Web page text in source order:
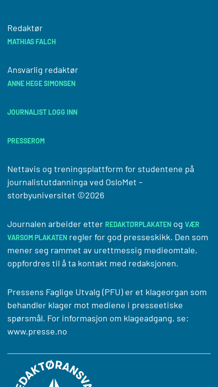
Redaktør
MATHIAS FALCH
Ansvarlig redaktør
ANNE HEGE SIMONSEN
JOURNALIST LOGG INN
PRESSEROM
Nettavis og treningsplattform for studentene på
journalistutdanninga ved OsloMet –
storbyuniversitet ©2026
Journalen arbeider etter REDAKTØRPLAKATEN og VÆR
VARSOM PLAKATEN regler for god presseskikk. Den som
mener seg rammet av urettmessig medieomtale,
oppfordres til å ta kontakt med redaksjonen.
Pressens Faglige Utvalg (PFU) er et klageorgan som
behandler klager mot mediene i presseetiske
spørsmål. For informasjon om klageadgang, se:
www.presse.no